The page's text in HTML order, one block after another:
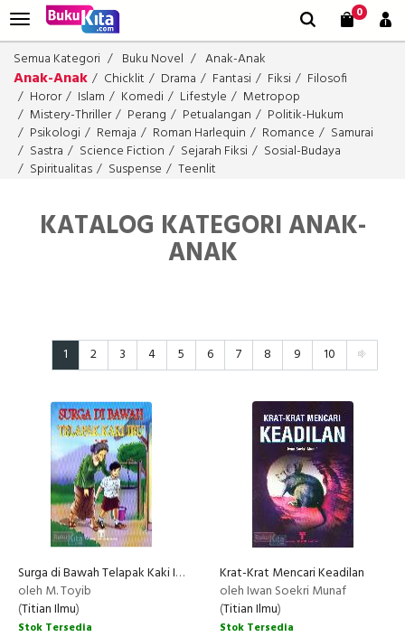
0
Semua Kategori Buku Novel Anak-Anak
Anak-Anak Chicklit Drama Fantasi Fiksi
Filosofi
Horor
Islam Komedi Lifestyle
Metropop
Mistery-Thriller
Perang Petualangan
Politik-Hukum
Psikologi
Remaja Roman Harlequin Romance
Samurai
Sastra
Science Fiction Sejarah Fiksi
Sosial-Budaya
Spiritualitas
Suspense Teenlit
KATALOG KATEGORI ANAK-
ANAK
1 2 3 4 5 6 7 8 9 10
Surga di Bawah Telapak Kaki Ibu
oleh M. Toyib
(Titian Ilmu)
Stok Tersedia
Krat-Krat Mencari Keadilan
oleh Iwan Soekri Munaf
(Titian Ilmu)
Stok Tersedia